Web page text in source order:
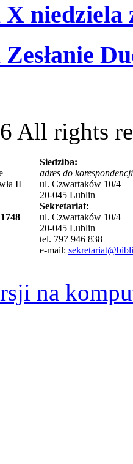
niedziela
All rights
II
Siedziba:
adres do
ul. Czwartaków 10/4
20-045 Lublin
Sekretariat:
ul. Czwartaków 10/4
20-045 Lublin
tel. 797 946 838
e-mail:
na